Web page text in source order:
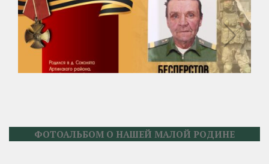
ФОТОАЛЬБОМ О НАШЕЙ МАЛОЙ РОДИНЕ